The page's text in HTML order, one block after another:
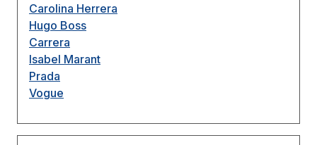
Carolina Herrera
Hugo Boss
Carrera
Isabel Marant
Prada
Vogue